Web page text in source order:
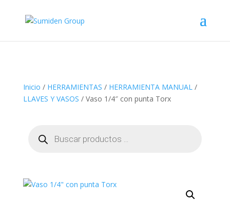
Inicio / HERRAMIENTAS / HERRAMIENTA MANUAL/
LLAVES Y VASOS / Vaso 1/4″ con punta Torx
productos